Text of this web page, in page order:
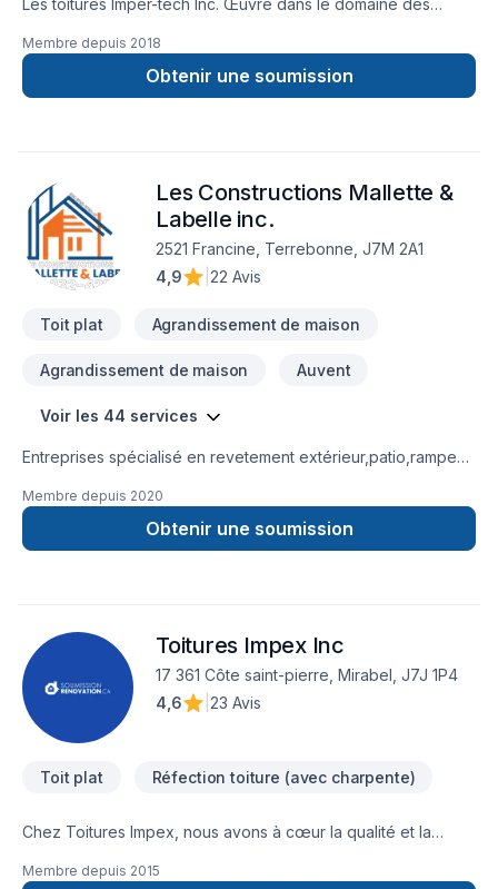
Les toitures Imper-tech Inc. Œuvre dans le domaine des
revêtement de toit plat possédant l'accréditation de plusieurs
fabricants et recommandé CAA Québec avec un taux de
d'acceptation de 97%. La philosophie de l'entreprise est
Membre depuis 2018
Obtenir une soumission
Les Constructions Mallette &
Labelle inc.
2521 Francine, Terrebonne, J7M 2A1
4,9
22 Avis
Toit plat Agrandissement de maison
Agrandissement de maison Auvent
Voir les 44 services
Entreprises spécialisé en revetement extérieur,patio,rampe
Membre depuis 2020
Obtenir une soumission
Toitures Impex Inc
17 361 Côte saint-pierre, Mirabel, J7J 1P4
4,6
23 Avis
Toit plat Réfection toiture (avec charpente)
Chez Toitures Impex, nous avons à cœur la qualité et la
accompagner de la réalisation jusqu’à l’achèvement de votre
Membre depuis 2015